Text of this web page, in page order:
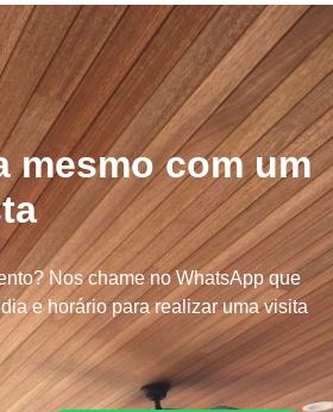
mesmo com um
Nos chame no WhatsApp que
e horário para realizar uma visita